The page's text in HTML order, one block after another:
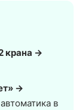
крана →
→
в